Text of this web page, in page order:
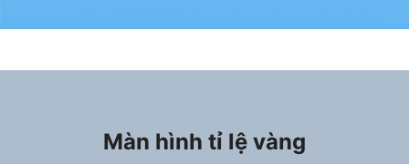
Màn hình tỉ lệ vàng